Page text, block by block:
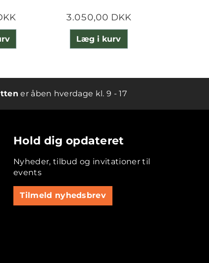
3.050,00 DKK
Læg i kurv
er åben hverdage kl. 9 - 17
Hold dig opdateret
Nyheder, tilbud og invitationer til
events
Tilmeld nyhedsbrev